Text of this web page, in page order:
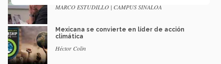
MARCO ESTUDILLO | CAMPUS SINALOA
Mexicana se convierte en líder de acción
climática
Héctor Colin